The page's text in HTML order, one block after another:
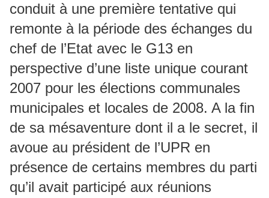
conduit à une première tentative qui
remonte à la période des échanges du
chef de l’Etat avec le G13 en
perspective d’une liste unique courant
2007 pour les élections communales
municipales et locales de 2008. A la fin
de sa mésaventure dont il a le secret, il
avoue au président de l’UPR en
présence de certains membres du parti
qu’il avait participé aux réunions